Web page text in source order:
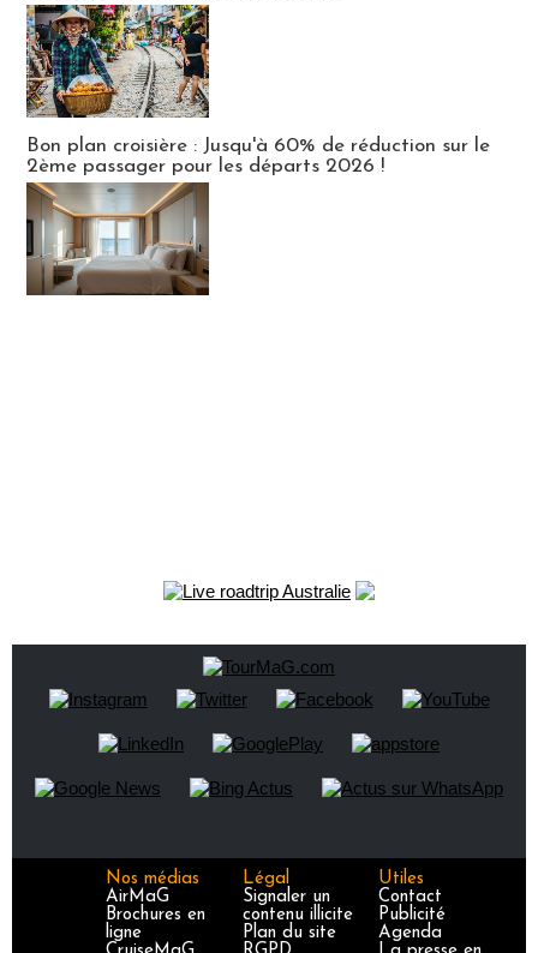
Bon plan croisière : Jusqu'à 60% de réduction sur le
2ème passager pour les départs 2026 !
Nos médias
AirMaG
Brochures en
ligne
Légal
Signaler un
contenu illicite
Plan du site
Utiles
Contact
Publicité
Agenda